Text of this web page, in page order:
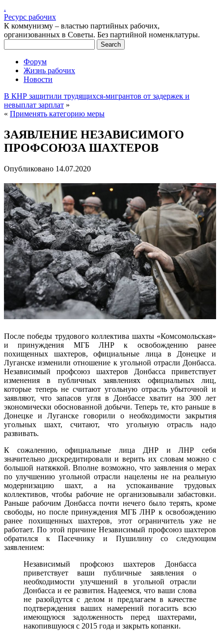
.
Ресурс рабочих
К коммунизму – властью партийных рабочих,
организованных в Советы. Без партийной номенклатуры.
Форум
Жизнь рабочих
Новости
В КНР защитили трудящихся-мигрантов от задержек и
невыплат зарплат »
« Применять категорию меры
ЗАЯВЛЕНИЕ НЕЗАВИСИМОГО
ПРОФСОЮЗА ШАХТЕРОВ
Опубликовано 14.07.2020
После победы трудового коллектива шахты «Комсомольская»
и принуждения МГБ ЛНР к освобождению ранее
похищенных шахтеров, официальные лица в Донецке и
Луганске изменили отношение к угольной отрасли Донбасса.
Независимый профсоюз шахтеров Донбасса приветствует
изменения в публичных заявлениях официальных лиц,
которые теперь не считают угольную отрасль убыточной и
заявляют, что запасов угля в Донбассе хватит на 300 лет
экономически обоснованной добычи. Теперь те, кто раньше в
Донецке и Луганске говорили о необходимости закрытия
угольных шахт, считают, что угольную отрасль надо
развивать.
К сожалению, официальные лица ДНР и ЛНР себя
значительно дискредитировали и верить их словам можно с
большой натяжкой. Вполне возможно, что заявления о мерах
по улучшению угольной отрасли нацелены не на реальную
модернизацию шахт, а на успокаивание трудовых
коллективов, чтобы рабочие не организовывали забастовки.
Раньше рабочим Донбасса почти нечего было терять, кроме
свободы, но после принуждения МГБ ЛНР к освобождению
ранее похищенных шахтеров, этот ограничитель уже не
работает. По этой причине Независимый профсоюз шахтеров
обратился к Пасечнику и Пушилину со следующим
заявлением:
Независимый профсоюз шахтеров Донбасса
приветствует ваши публичные заявления о
необходимости улучшений в угольной отрасли
Донбасса и ее развития. Надеемся, что ваши слова
не разойдутся с делом и предлагаем в качестве
подтверждения ваших намерений погасить всю
имеющуюся задолженность перед шахтерами,
накопившуюся с 2015 года и закрыть копанки.